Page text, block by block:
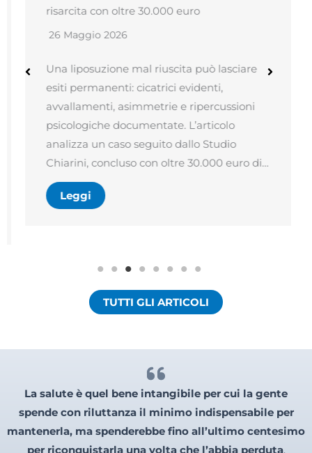
risarcita con oltre 30.000 euro
26 Maggio 2026
Una liposuzione mal riuscita può lasciare
esiti permanenti: cicatrici evidenti,
avvallamenti, asimmetrie e ripercussioni
psicologiche documentate. L’articolo
analizza un caso seguito dallo Studio
Chiarini, concluso con oltre 30.000 euro di…
Leggi
La salute è quel bene intangibile per cui la gente
spende con riluttanza il minimo indispensabile per
mantenerla, ma spenderebbe fino all’ultimo centesimo
per riconquistarla una volta che l’abbia perduta.